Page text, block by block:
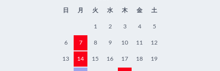
日 月 火 水 木 金 土
1 2 3 4 5
6 7 8 9 10 11 12
13 14 15 16 17 18 19